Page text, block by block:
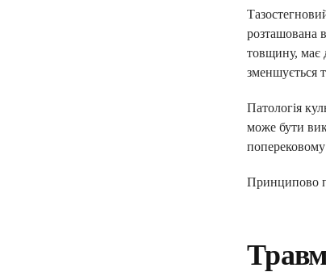
розташована
товщину, має
зменшується
Патологія
може бути
поперековому
Принципово
ПІДПИШИ
ЛІКАРЕМ
консультації
базові аналізи
довідки та
вакцинацію та